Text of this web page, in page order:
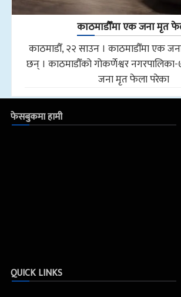
काठमाडौँमा एक जना मृत
काठमाडौँ, २२ साउन । काठमाडौँमा एक
छन् । काठमाडौँको गोकर्णेश्वर
जना मृत फेला परेका
फेसबुकमा हामी
QUICK LINKS